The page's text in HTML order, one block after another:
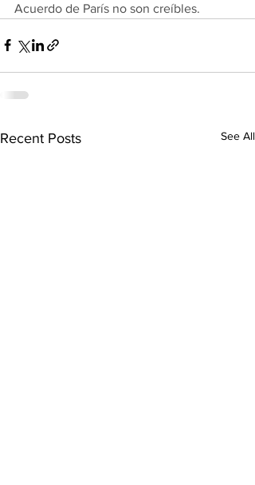
Acuerdo de París no son creíbles.
Recent Posts See All